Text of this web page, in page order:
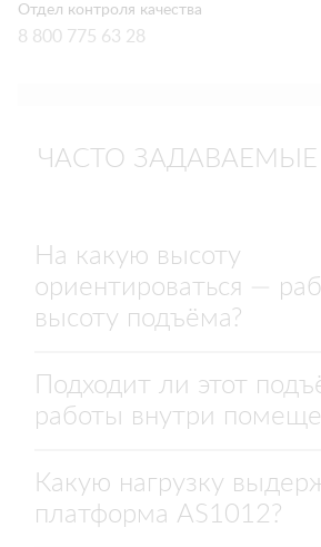
Отдел контроля качества
8 800 775 63 28
ЧАСТО
На какую высоту
ориентироваться —
высоту подъёма?
Подходит ли этот
работы внутри
Какую нагрузку
платформа AS1012?